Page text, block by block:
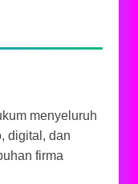
menyeluruh
digital, dan
firma